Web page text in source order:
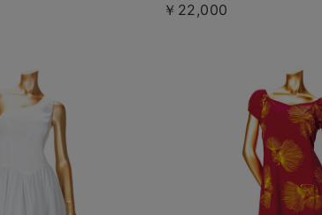
￥22,000